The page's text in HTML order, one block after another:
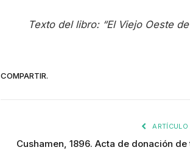
Texto del libro: “El Viejo Oeste
COMPARTIR.
ARTÍCULO
Cushamen, 1896. Acta de donación de